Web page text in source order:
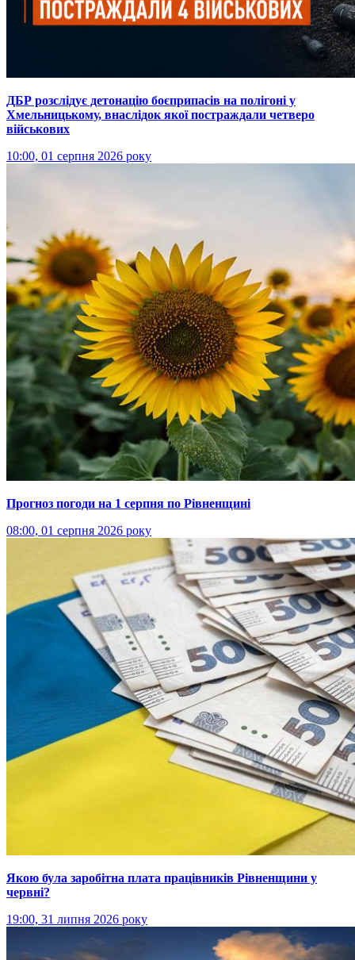
ДБР розслідує детонацію боєприпасів на полігоні у
Хмельницькому, внаслідок якої постраждали четверо
військових
10:00, 01 серпня 2026 року
Прогноз погоди на 1 серпня по Рівненщині
08:00, 01 серпня 2026 року
Якою була заробітна плата працівників Рівненщини у
червні?
19:00, 31 липня 2026 року